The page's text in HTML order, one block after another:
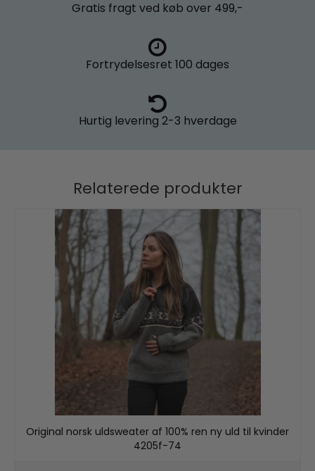
Gratis fragt ved køb over 499,-
Fortrydelsesret 100 dages
Hurtig levering 2-3 hverdage
Relaterede produkter
Original norsk uldsweater af 100% ren ny uld til kvinder
4205f-74